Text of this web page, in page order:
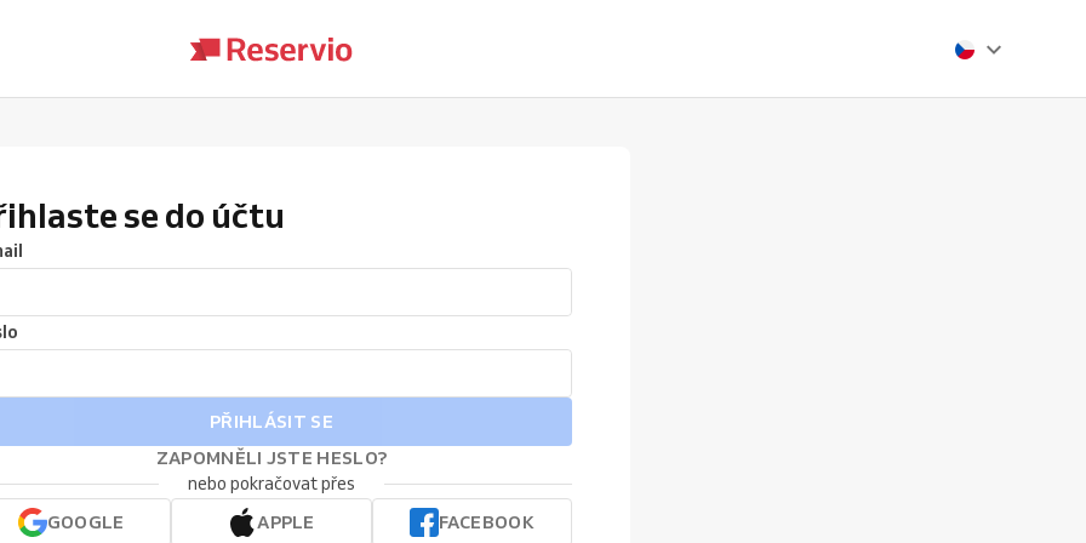
se do účtu
PŘIHLÁSIT SE
ZAPOMNĚLI JSTE HESLO?
nebo pokračovat přes
GOOGLE
APPLE FACEBOOK